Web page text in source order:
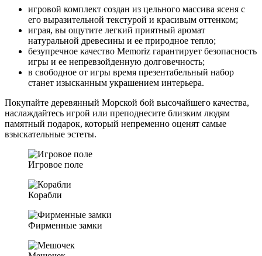
игровой комплект создан из цельного массива ясеня с
его выразительной текстурой и красивым оттенком;
играя, вы ощутите легкий приятный аромат
натуральной древесины и ее природное тепло;
безупречное качество Memoriz гарантирует безопасность
игры и ее непревзойденную долговечность;
в свободное от игры время презентабельный набор
станет изысканным украшением интерьера.
Покупайте деревянный Морской бой высочайшего качества,
наслаждайтесь игрой или преподнесите близким людям
памятный подарок, который непременно оценят самые
взыскательные эстеты.
Игровое поле
Корабли
Фирменные замки